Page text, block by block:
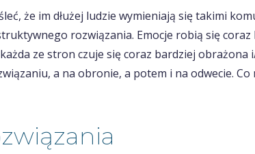
że im dłużej ludzie wymieniają się takimi
rozwiązania. Emocje robią się
ze stron czuje się coraz bardziej obrażona
a na obronie, a potem i na odwecie. Co